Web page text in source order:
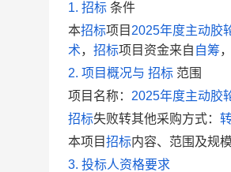
1. 招标 条件
本招标项目 2025年度主动胶
术， 招标项目资金来自 自筹
2. 项目概况与 招标 范围
项目名称： 2025年度主动胶
招标失败转其他采购方式：
本项目招标内容、范围及规
3. 投标人资格要求